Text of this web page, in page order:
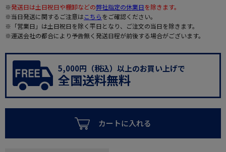
※発送日は土日祝日や棚卸などの弊社指定の休業日を除きます。
※当日発送に関するご注意はこちらをご確認ください。
※「営業日」は土日祝日を除く平日となり、ご注文の当日を除きます。
※運送会社の都合により予告無く発送日程が前後する場合がございます。
5,000円（税込）以上のお買い上げで
全国送料無料
カートに入れる